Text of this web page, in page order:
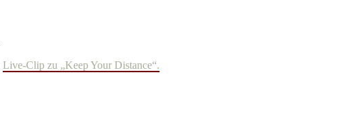
Live-Clip zu „Keep Your Distance“.